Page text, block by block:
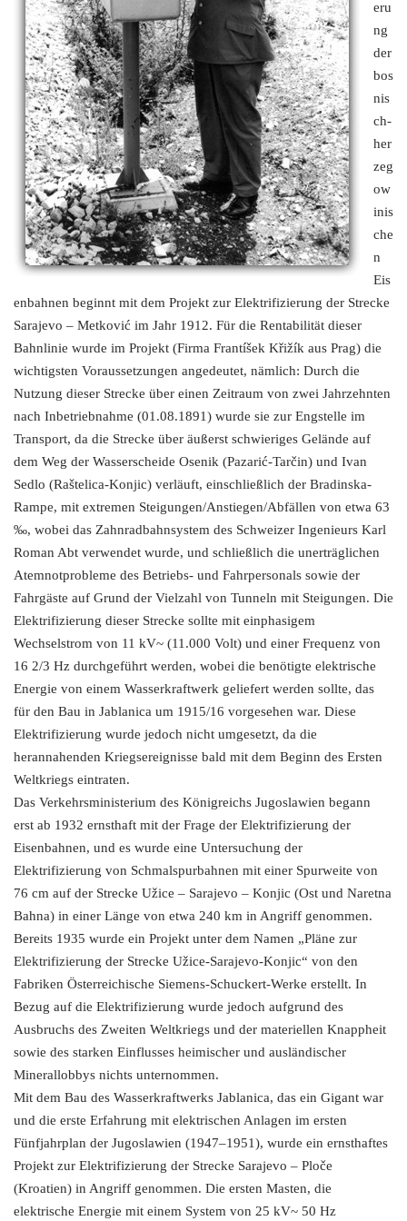
eru
ng
der
bos
nis
ch-
her
zeg
ow
inis
che
n
Eis
enbahnen beginnt mit dem Projekt zur Elektrifizierung der Strecke
Sarajevo – Metković im Jahr 1912. Für die Rentabilität dieser
Bahnlinie wurde im Projekt (Firma Frantíšek Křižík aus Prag) die
wichtigsten Voraussetzungen angedeutet, nämlich: Durch die
Nutzung dieser Strecke über einen Zeitraum von zwei Jahrzehnten
nach Inbetriebnahme (01.08.1891) wurde sie zur Engstelle im
Transport, da die Strecke über äußerst schwieriges Gelände auf
dem Weg der Wasserscheide Osenik (Pazarić-Tarčin) und Ivan
Sedlo (Raštelica-Konjic) verläuft, einschließlich der Bradinska-
Rampe, mit extremen Steigungen/Anstiegen/Abfällen von etwa 63
‰, wobei das Zahnradbahnsystem des Schweizer Ingenieurs Karl
Roman Abt verwendet wurde, und schließlich die unerträglichen
Atemnotprobleme des Betriebs- und Fahrpersonals sowie der
Fahrgäste auf Grund der Vielzahl von Tunneln mit Steigungen. Die
Elektrifizierung dieser Strecke sollte mit einphasigem
Wechselstrom von 11 kV~ (11.000 Volt) und einer Frequenz von
16 2/3 Hz durchgeführt werden, wobei die benötigte elektrische
Energie von einem Wasserkraftwerk geliefert werden sollte, das
für den Bau in Jablanica um 1915/16 vorgesehen war. Diese
Elektrifizierung wurde jedoch nicht umgesetzt, da die
herannahenden Kriegsereignisse bald mit dem Beginn des Ersten
Weltkriegs eintraten.
Das Verkehrsministerium des Königreichs Jugoslawien begann
erst ab 1932 ernsthaft mit der Frage der Elektrifizierung der
Eisenbahnen, und es wurde eine Untersuchung der
Elektrifizierung von Schmalspurbahnen mit einer Spurweite von
76 cm auf der Strecke Užice – Sarajevo – Konjic (Ost und Naretna
Bahna) in einer Länge von etwa 240 km in Angriff genommen.
Bereits 1935 wurde ein Projekt unter dem Namen „Pläne zur
Elektrifizierung der Strecke Užice-Sarajevo-Konjic“ von den
Fabriken Österreichische Siemens-Schuckert-Werke erstellt. In
Bezug auf die Elektrifizierung wurde jedoch aufgrund des
Ausbruchs des Zweiten Weltkriegs und der materiellen Knappheit
sowie des starken Einflusses heimischer und ausländischer
Minerallobbys nichts unternommen.
Mit dem Bau des Wasserkraftwerks Jablanica, das ein Gigant war
und die erste Erfahrung mit elektrischen Anlagen im ersten
Fünfjahrplan der Jugoslawien (1947–1951), wurde ein ernsthaftes
Projekt zur Elektrifizierung der Strecke Sarajevo – Ploče
(Kroatien) in Angriff genommen. Die ersten Masten, die
elektrische Energie mit einem System von 25 kV~ 50 Hz